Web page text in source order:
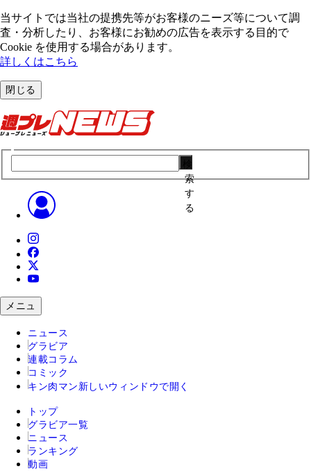
当サイトでは当社の提携先等がお客様のニーズ等について調
査・分析したり、お客様にお勧めの広告を表⽰する⽬的で
Cookie を使⽤する場合があります。
詳しくはこちら
閉じる
索
す
る
メニュ
ニュース
グラビア
連載コラム
コミック
キン肉マン 新しいウィンドウで開く
トップ
グラビア一覧
ニュース
ランキング
動画